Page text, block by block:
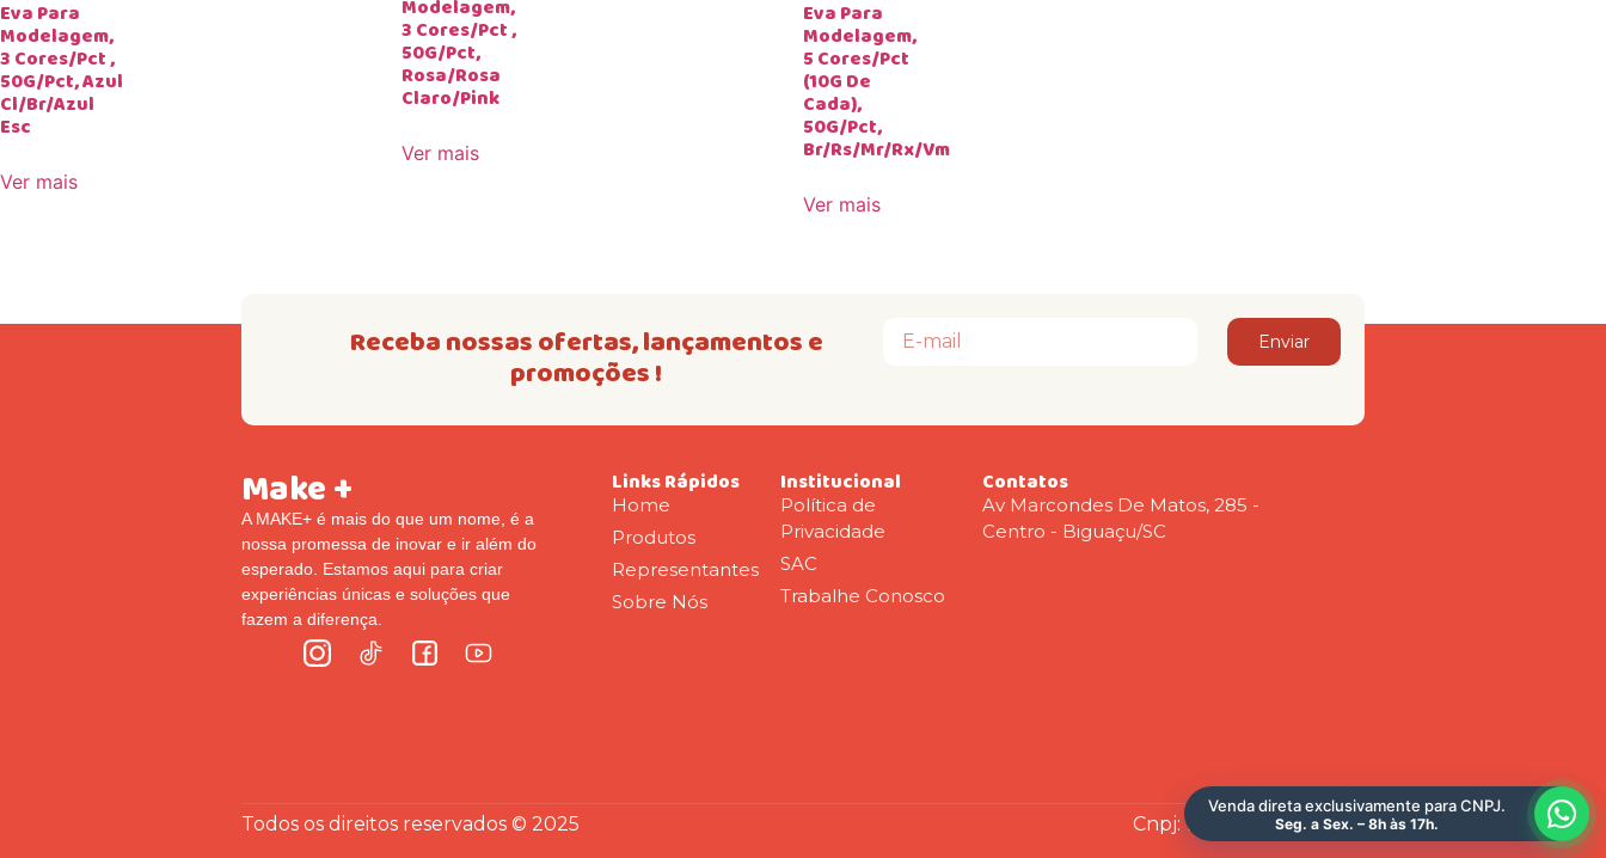
Venda direta exclusivamente para CNPJ.
Seg. a Sex. – 8h às 17h.
Eva Para
Modelagem,
3 Cores/Pct ,
50G/Pct, Azul
Cl/Br/Azul
Esc
Ver mais
Modelagem,
3 Cores/Pct ,
50G/Pct,
Rosa/Rosa
Claro/Pink
Ver mais
Eva Para
Modelagem,
5 Cores/Pct
(10G De
Cada),
50G/Pct,
Br/Rs/Mr/Rx/Vm
Ver mais
Receba nossas ofertas, lançamentos e
promoções !
Enviar
Make +
A MAKE+ é mais do que um nome, é a
nossa promessa de inovar e ir além do
esperado. Estamos aqui para criar
experiências únicas e soluções que
fazem a diferença.
Links Rápidos
Home
Produtos
Representantes
Sobre Nós
Institucional
Política de
Privacidade
SAC
Trabalhe Conosco
Contatos
Av Marcondes De Matos, 285 -
Centro - Biguaçu/SC
Todos os direitos reservados © 2025 Cnpj: 19.731.267/0002-68